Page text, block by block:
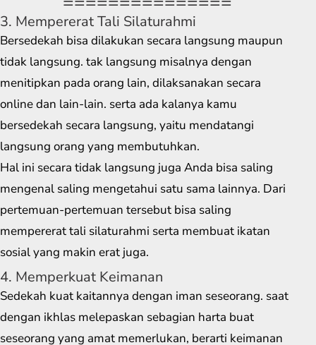
3. Mempererat Tali Silaturahmi
Bersedekah bisa dilakukan secara langsung maupun
tidak langsung. tak langsung misalnya dengan
menitipkan pada orang lain, dilaksanakan secara
online dan lain-lain. serta ada kalanya kamu
bersedekah secara langsung, yaitu mendatangi
langsung orang yang membutuhkan.
Hal ini secara tidak langsung juga Anda bisa saling
mengenal saling mengetahui satu sama lainnya. Dari
pertemuan-pertemuan tersebut bisa saling
mempererat tali silaturahmi serta membuat ikatan
sosial yang makin erat juga.
4. Memperkuat Keimanan
Sedekah kuat kaitannya dengan iman seseorang. saat
dengan ikhlas melepaskan sebagian harta buat
seseorang yang amat memerlukan, berarti keimanan